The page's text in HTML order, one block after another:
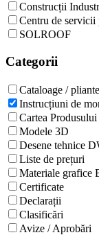
Construcții
Centru de servicii
SOLROOF
Categorii
Cataloage / pliante
Instrucțiuni de
Cartea Produsului
Modele 3D
Desene tehnice
Liste de prețuri
Materiale grafice
Certificate
Declarații
Clasificări
Avize / Aprobări